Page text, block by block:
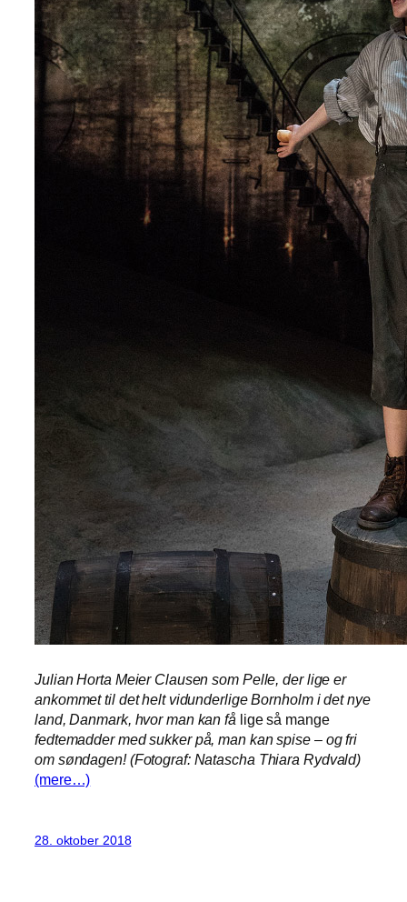
Julian Horta Meier Clausen som Pelle, der lige er
ankommet til det helt vidunderlige Bornholm i det nye
land, Danmark, hvor man kan få lige så mange
fedtemadder med sukker på, man kan spise – og fri
om søndagen! (Fotograf: Natascha Thiara Rydvald)
(mere…)
28. oktober 2018